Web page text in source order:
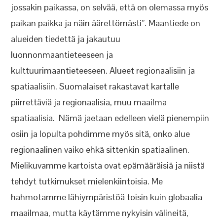
jossakin paikassa, on selvää, että on olemassa myös
paikan paikka ja näin äärettömästi”. Maantiede on
alueiden tiedettä ja jakautuu
luonnonmaantieteeseen ja
kulttuurimaantieteeseen. Alueet regionaalisiin ja
spatiaalisiin. Suomalaiset rakastavat kartalle
piirrettäviä ja regionaalisia, muu maailma
spatiaalisia. Nämä jaetaan edelleen vielä pienempiin
osiin ja lopulta pohdimme myös sitä, onko alue
regionaalinen vaiko ehkä sittenkin spatiaalinen.
Mielikuvamme kartoista ovat epämääräisiä ja niistä
tehdyt tutkimukset mielenkiintoisia. Me
hahmotamme lähiympäristöä toisin kuin globaalia
maailmaa, mutta käytämme nykyisin välineitä,